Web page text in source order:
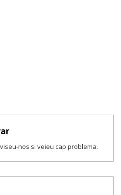
nos si veieu cap problema.